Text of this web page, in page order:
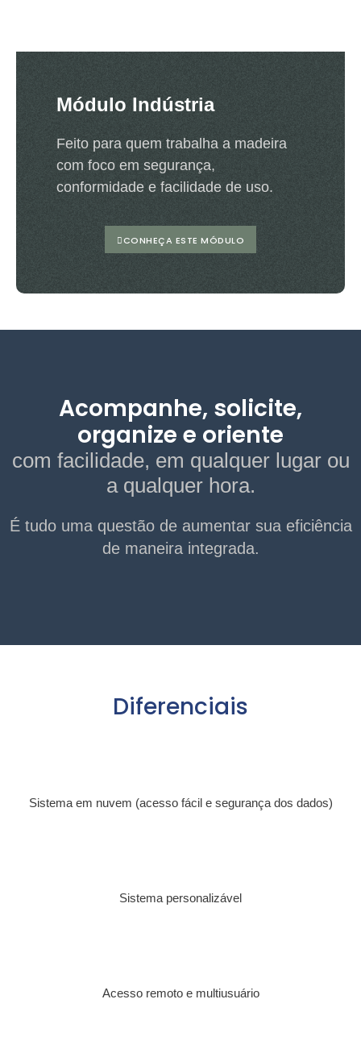
Módulo Indústria
Feito para quem trabalha a madeira
com foco em segurança,
conformidade e facilidade de uso.
CONHEÇA ESTE MÓDULO
Acompanhe, solicite,
organize e oriente
com facilidade, em qualquer lugar ou
a qualquer hora.
É tudo uma questão de aumentar sua eficiência
de maneira integrada.
Diferenciais
Sistema em nuvem (acesso fácil e segurança dos dados)
Sistema personalizável
Acesso remoto e multiusuário